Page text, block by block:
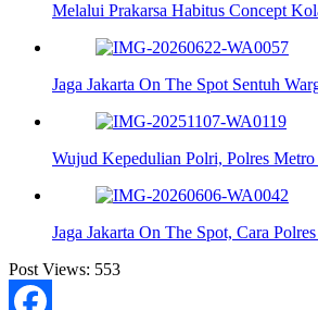
Melalui Prakarsa Habitus Concept
Jaga Jakarta On The Spot Sentuh
Wujud Kepedulian Polri, Polres
Jaga Jakarta On The Spot, Cara
Post Views: 553